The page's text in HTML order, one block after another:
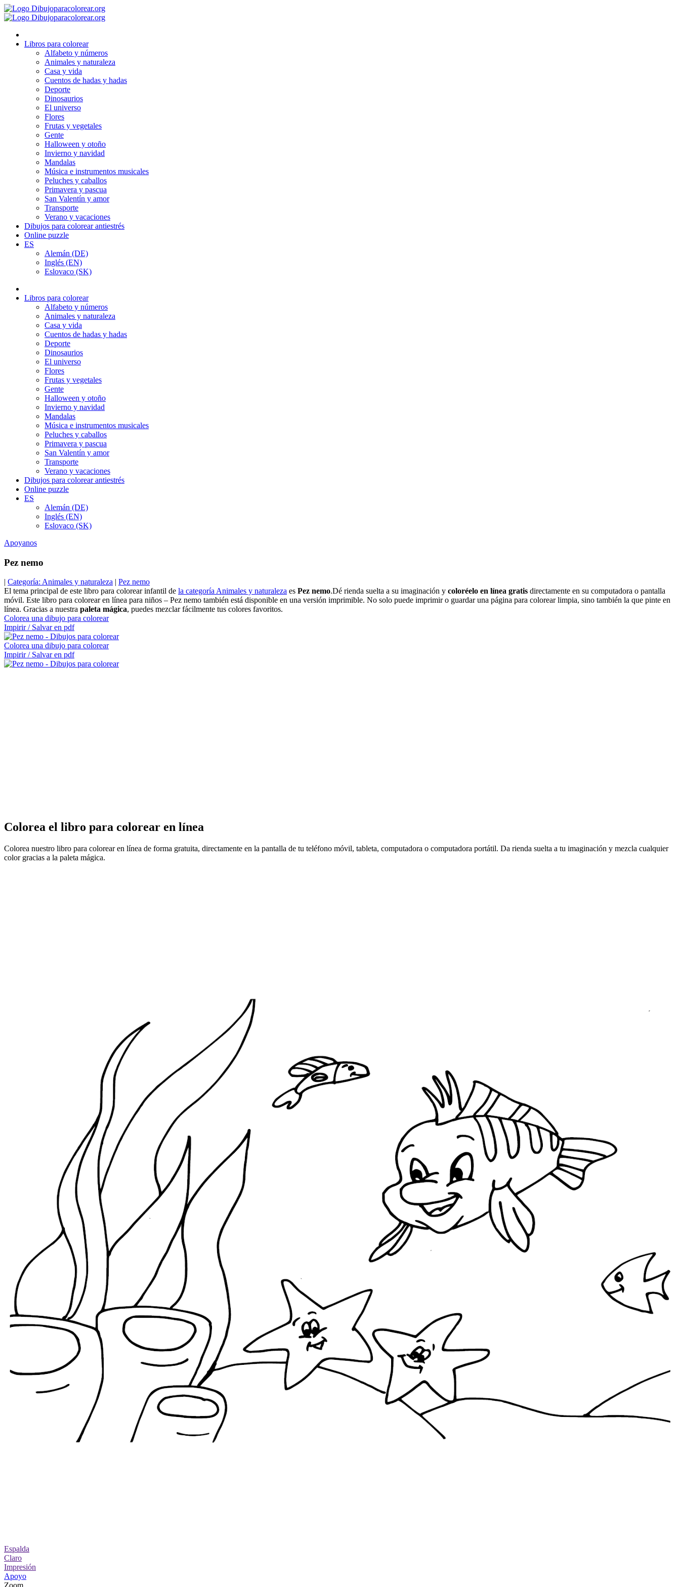
Ir
al
Libros para colorear
Alfabeto y números
Animales y naturaleza
Casa y vida
Cuentos de hadas y hadas
Deporte
Dinosaurios
El universo
Flores
Frutas y vegetales
Gente
Halloween y otoño
Invierno y navidad
Mandalas
Música e instrumentos musicales
Peluches y caballos
Primavera y pascua
San Valentín y amor
Transporte
Verano y vacaciones
Dibujos para colorear antiestrés
Online puzzle
ES
Alemán (DE)
Inglés (EN)
Eslovaco (SK)
Libros para colorear
Alfabeto y números
Animales y naturaleza
Casa y vida
Cuentos de hadas y hadas
Deporte
Dinosaurios
El universo
Flores
Frutas y vegetales
Gente
Halloween y otoño
Invierno y navidad
Mandalas
Música e instrumentos musicales
Peluches y caballos
Primavera y pascua
San Valentín y amor
Transporte
Verano y vacaciones
Dibujos para colorear antiestrés
Online puzzle
ES
Alemán (DE)
Inglés (EN)
Eslovaco (SK)
Apoyanos
Pez nemo
| Categoría: Animales y naturaleza | Pez nemo
El tema principal de este libro para colorear infantil de la categoría Animales y naturaleza es Pez nemo.Dé rienda suelta a su imaginación y coloréelo en línea gratis directamente en su computadora o pantalla
móvil. Este libro para colorear en línea para niños – Pez nemo también está disponible en una versión imprimible. No solo puede imprimir o guardar una página para colorear limpia, sino también la que pinte en
línea. Gracias a nuestra paleta mágica, puedes mezclar fácilmente tus colores favoritos.
Colorea una dibujo para colorear
Impirir / Salvar en pdf
Colorea una dibujo para colorear
Impirir / Salvar en pdf
Colorea el libro para colorear en línea
Colorea nuestro libro para colorear en línea de forma gratuita, directamente en la pantalla de tu teléfono móvil, tableta, computadora o computadora portátil. Da rienda suelta a tu imaginación y mezcla cualquier
color gracias a la paleta mágica.
Espalda
Claro
Impresión
Apoyo